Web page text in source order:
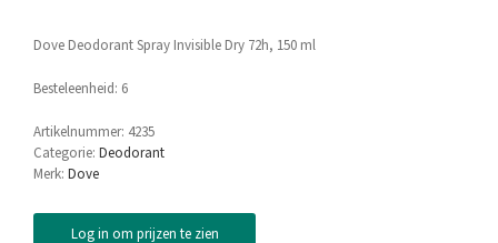
Dove Deodorant Spray Invisible Dry 72h, 150 ml
Besteleenheid: 6
Artikelnummer: 4235
Categorie: Deodorant
Merk: Dove
Log in om prijzen te zien